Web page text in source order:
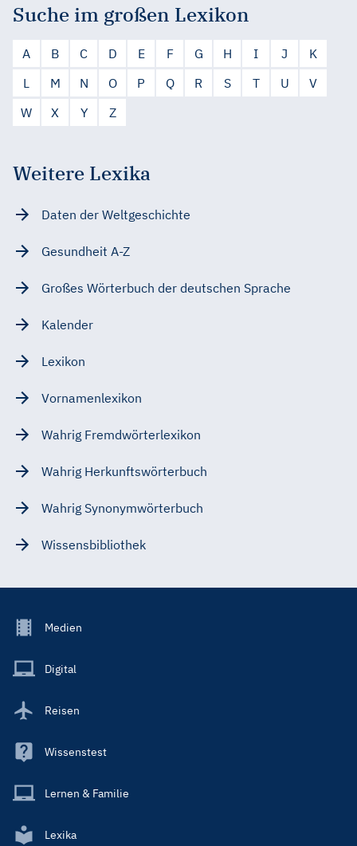
Suche im großen Lexikon
A B C D E F G H I J
K
L
M N O P Q R S T U
V
W
X Y Z
Weitere Lexika
Daten der Weltgeschichte
Gesundheit A-Z
Großes Wörterbuch der deutschen Sprache
Kalender
Lexikon
Vornamenlexikon
Wahrig Fremdwörterlexikon
Wahrig Herkunftswörterbuch
Wahrig Synonymwörterbuch
Wissensbibliothek
Footer
Main
Medien
Digital
Reisen
Wissenstest
Lernen & Familie
Lexika